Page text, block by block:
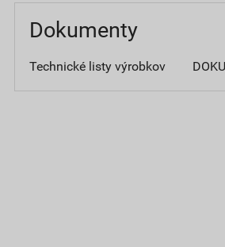
Dokumenty
Technické listy výrobkov